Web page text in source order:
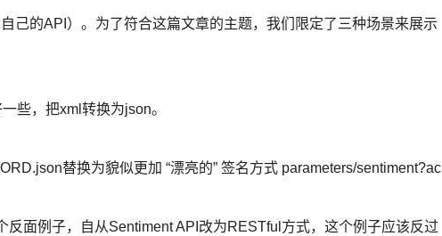
己的API）。为了符合这篇文章的主题，我们限定了三种场景来展示
些，把xml转换为json。
替换为貌似更加 “漂亮的” 签名方式 parameters/sentiment?ac
面例子，自从Sentiment API改为RESTful方式，这个例子应该反过